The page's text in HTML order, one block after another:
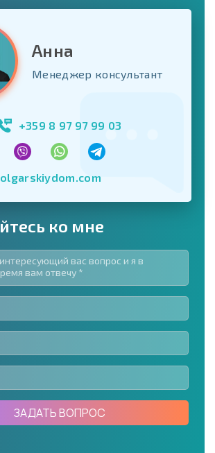
Анна
Менеджер консультант
+359 8 97 97 99 03
ко мне
ЗАДАТЬ ВОПРОС